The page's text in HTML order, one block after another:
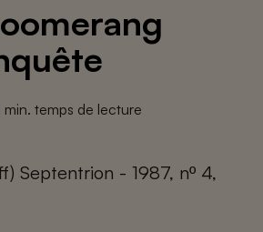
min. temps de lecture
Septentrion - 1987, nº 4,